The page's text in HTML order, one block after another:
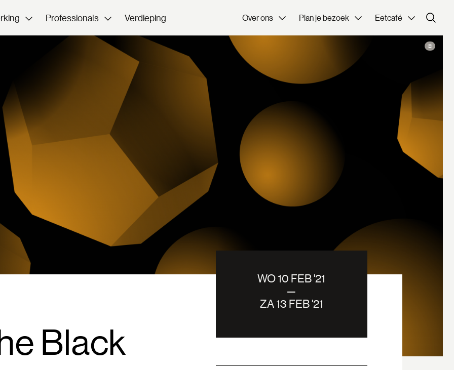
Professionals Verdieping Over ons Plan je bezoek Eetcafé
©
Black
WO 10 FEB '21
—
ZA 13 FEB '21